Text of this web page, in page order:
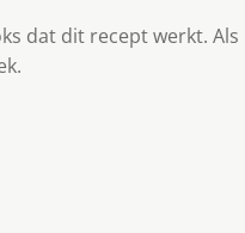
dat dit recept werkt. Als